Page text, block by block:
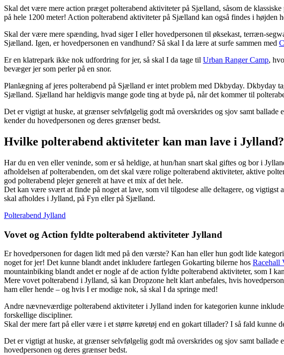
Skal det være mere action præget polterabend aktiviteter på Sjælland, såsom de klassiske
på hele 1200 meter! Action polterabend aktiviteter på Sjælland kan også findes i højden
Skal der være mere spænding, hvad siger I eller hovedpersonen til øksekast, terræn-
Sjælland. Igen, er hovedpersonen en vandhund? Så skal I da lære at surfe sammen med
Er en klatrepark ikke nok udfordring for jer, så skal I da tage til Urban Ranger Camp,
bevæger jer som perler på en snor.
Planlægning af jeres polterabend på Sjælland er intet problem med Dkbyday. Dkbyday
Sjælland. Sjælland har heldigvis mange gode ting at byde på, når det kommer til
Det er vigtigt at huske, at grænser selvfølgelig godt må overskrides og sjov samt
kender du hovedpersonen og deres grænser bedst.
Hvilke polterabend aktiviteter kan man lave i Jylland?
Har du en ven eller veninde, som er så heldige, at hun/han snart skal giftes og bor i
afholdelsen af polterabenden, om det skal være rolige polterabend aktiviteter, aktive
god polterabend plejer generelt at have et mix af det hele.
Det kan være svært at finde på noget at lave, som vil tilgodese alle deltagere, og vigtigst
skal afholdes i Jylland, på Fyn eller på Sjælland.
Polterabend Jylland
Vovet og Action fyldte polterabend aktiviteter Jylland
Er hovedpersonen for dagen lidt med på den værste? Kan han eller hun godt lide
noget for jer! Det kunne blandt andet inkludere fartlegen Gokarting bilerne hos Racehall
mountainbiking blandt andet er nogle af de action fyldte polterabend aktiviteter, som I
Mere vovet polterabend i Jylland, så kan Dropzone helt klart anbefales, hvis
ham eller hende – og hvis I er modige nok, så skal I da springe med!
Andre nævneværdige polterabend aktiviteter i Jylland inden for kategorien kunne
forskellige discipliner.
Skal der mere fart på eller være i et større køretøj end en gokart tillader? I så fald kunne
Det er vigtigt at huske, at grænser selvfølgelig godt må overskrides og sjov samt
hovedpersonen og deres grænser bedst.